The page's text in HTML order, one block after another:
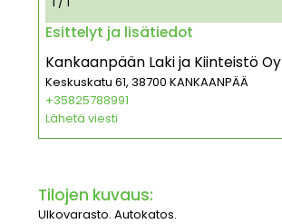
Esittelyt ja lisätiedot
Kankaanpään Laki ja Kiinteistö Oy
Keskuskatu 61, 38700 KANKAANPÄÄ
+35825788991
Lähetä viesti
Tilojen kuvaus:
Ulkovarasto. Autokatos.